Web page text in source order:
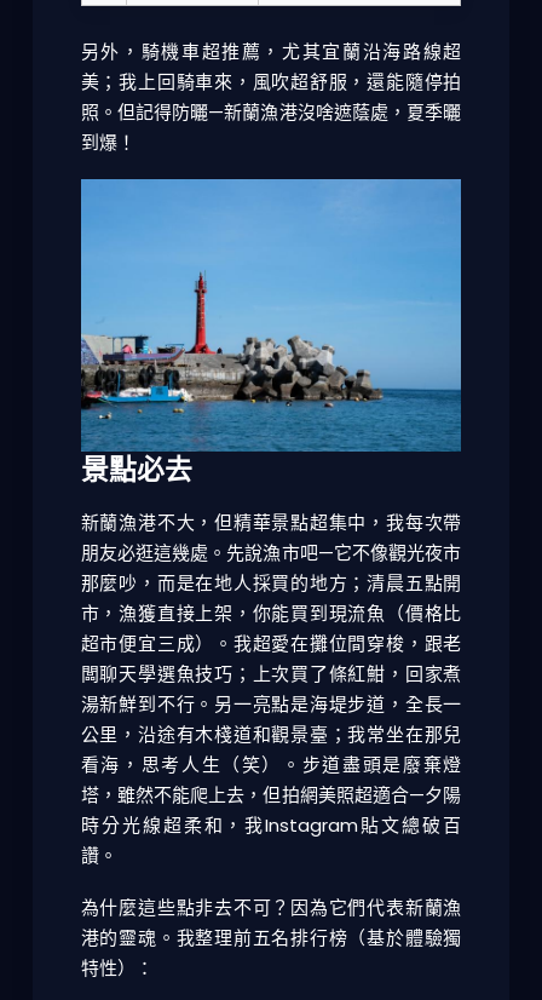
另外，騎機車超推薦，尤其宜蘭沿海路線超
美；我上回騎車來，風吹超舒服，還能隨停拍
照。但記得防曬—新蘭漁港沒啥遮蔭處，夏季曬
到爆！
景點必去
新蘭漁港不大，但精華景點超集中，我每次帶
朋友必逛這幾處。先說漁市吧—它不像觀光夜市
那麼吵，而是在地人採買的地方；清晨五點開
市，漁獲直接上架，你能買到現流魚（價格比
超市便宜三成）。我超愛在攤位間穿梭，跟老
闆聊天學選魚技巧；上次買了條紅魽，回家煮
湯新鮮到不行。另一亮點是海堤步道，全長一
公里，沿途有木棧道和觀景臺；我常坐在那兒
看海，思考人生（笑）。步道盡頭是廢棄燈
塔，雖然不能爬上去，但拍網美照超適合—夕陽
時分光線超柔和，我Instagram貼文總破百
讚。
為什麼這些點非去不可？因為它們代表新蘭漁
港的靈魂。我整理前五名排行榜（基於體驗獨
特性）：